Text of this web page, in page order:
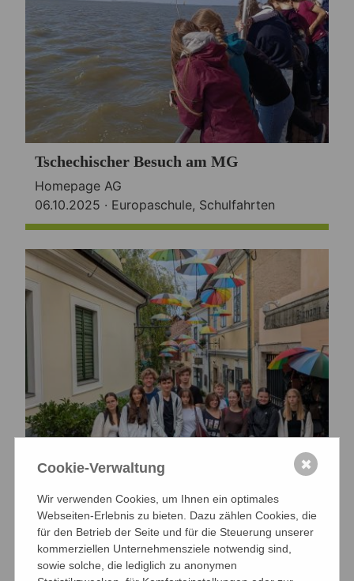
Tschechischer Besuch am MG
Homepage AG
06.10.2025 · Europaschule, Schulfahrten
Ungarnaustausch 2025
Frau Finke
06.10.2025 · Allgemein,Europaschule,
Schulfahrten
Cookie-Verwaltung
Wir verwenden Cookies, um Ihnen ein optimales
Webseiten-Erlebnis zu bieten. Dazu zählen Cookies, die
für den Betrieb der Seite und für die Steuerung unserer
kommerziellen Unternehmensziele notwendig sind,
sowie solche, die lediglich zu anonymen
✖